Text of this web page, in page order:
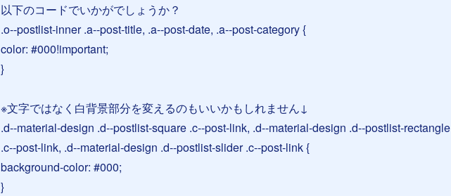
以下のコードでいかがでしょうか？
.o--postlist-inner .a--post-title, .a--post-date, .a--post-category {
color: #000!important;
}
※文字ではなく白背景部分を変えるのもいいかもしれません↓
.d--material-design .d--postlist-square .c--post-link, .d--material-design .d--postlist-rectangle
.c--post-link, .d--material-design .d--postlist-slider .c--post-link {
background-color: #000;
}